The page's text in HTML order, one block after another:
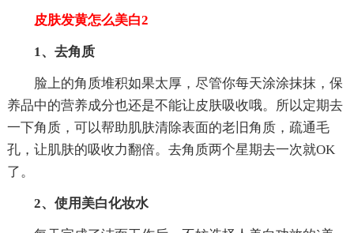
皮肤发黄怎么美白2
1、去角质
脸上的角质堆积如果太厚，尽管你每天涂涂抹抹，保
养品中的营养成分也还是不能让皮肤吸收哦。所以定期去
一下角质，可以帮助肌肤清除表面的老旧角质，疏通毛
孔，让肌肤的吸收力翻倍。去角质两个星期去一次就OK
了。
2、使用美白化妆水